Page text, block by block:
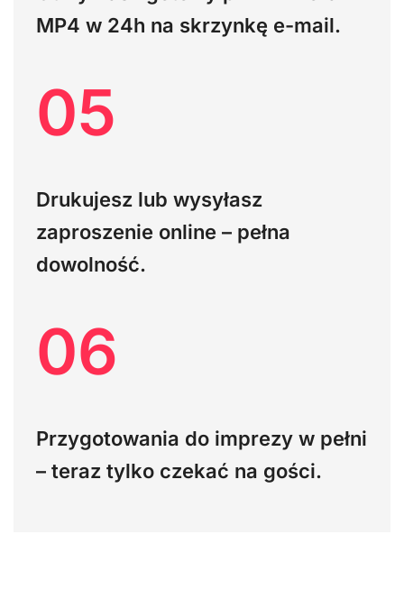
MP4 w 24h na skrzynkę e-mail.
05
Drukujesz lub wysyłasz
zaproszenie online – pełna
dowolność.
06
Przygotowania do imprezy w pełni
– teraz tylko czekać na gości.